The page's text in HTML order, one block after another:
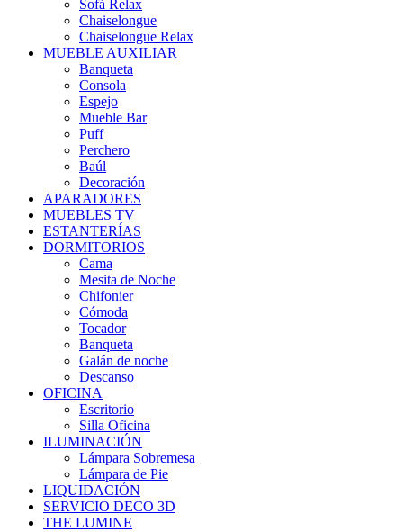
Sofá Relax
Chaiselongue
Chaiselongue Relax
MUEBLE AUXILIAR
Banqueta
Consola
Espejo
Mueble Bar
Puff
Perchero
Baúl
Decoración
APARADORES
MUEBLES TV
ESTANTERÍAS
DORMITORIOS
Cama
Mesita de Noche
Chifonier
Cómoda
Tocador
Banqueta
Galán de noche
Descanso
OFICINA
Escritorio
Silla Oficina
ILUMINACIÓN
Lámpara Sobremesa
Lámpara de Pie
LIQUIDACIÓN
SERVICIO DECO 3D
THE LUMINE